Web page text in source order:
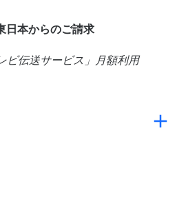
日本からのご請求
ビ伝送サービス」
月額利用